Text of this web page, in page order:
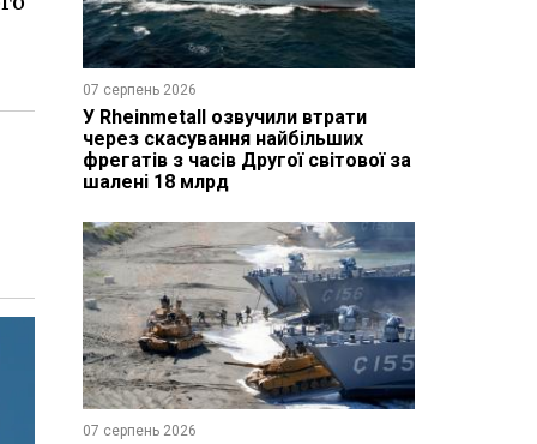
07 серпень 2026
У Rheinmetall озвучили втрати
через скасування найбільших
фрегатів з часів Другої світової за
шалені 18 млрд
07 серпень 2026